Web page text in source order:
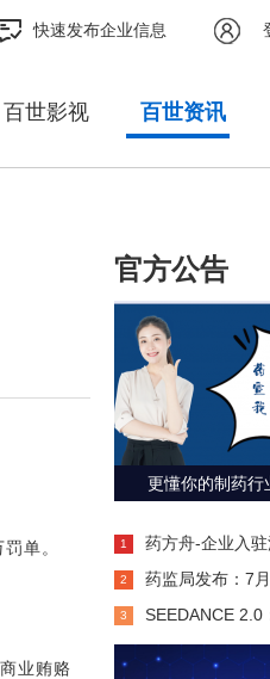
快速发布企业信息
百世影视 百世资讯
单。
业贿赂
官方公告
更懂你的制药行
1 药方舟-企业入驻
2
药监局发布：7
意见书》可线上办理
3
SEEDANCE 2.0
力革命，低成本・